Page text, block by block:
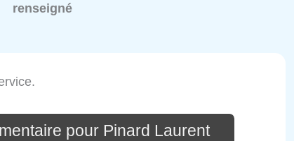
renseigné
pour Pinard Laurent